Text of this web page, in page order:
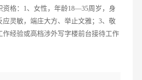
格：1、女性，年龄18—35周岁，身
灵敏，端庄大方、举止文雅；3、敬
经验或高档涉外写字楼前台接待工作